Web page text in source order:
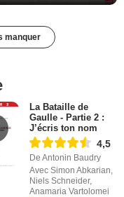
manquer
La Bataille de
Gaulle - Partie 2 :
J’écris ton nom
4,5
De Antonin Baudry
Avec Simon Abkarian,
Niels Schneider,
Anamaria Vartolomei